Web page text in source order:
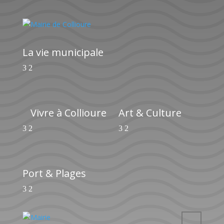
La vie municipale
Vivre à Collioure Art & Culture
Port & Plages